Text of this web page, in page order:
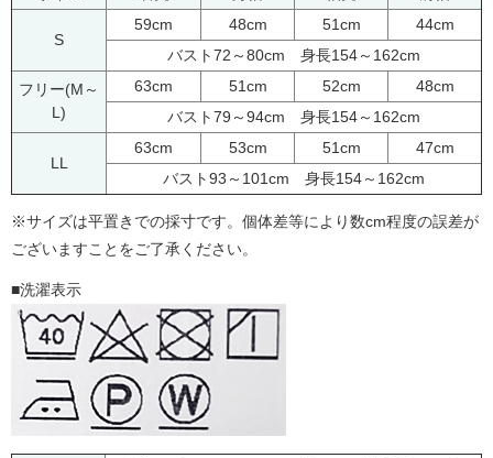
S
59cm 48cm 51cm
44cm
バスト72～80cm 身長154～162cm
フリー(M～
L)
63cm 51cm 52cm
48cm
バスト79～94cm 身長154～162cm
LL
63cm 53cm 51cm
47cm
バスト93～101cm 身長154～162cm
※サイズは平置きでの採寸です。個体差等により数cm程度の誤差が
ございますことをご了承ください。
■洗濯表示